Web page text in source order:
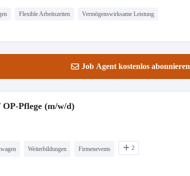
Flexible Arbeitszeiten Vermögenswirksame Leistung
Job Agent kostenlos abonnieren
Pflege (m/w/d)
Weiterbildungen Firmenevents 2